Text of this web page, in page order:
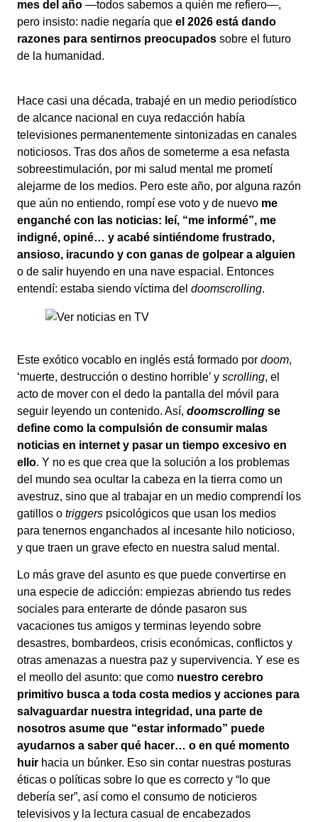
mes del año —todos sabemos a quién me refiero—,
pero insisto: nadie negaría que el 2026 está dando
razones para sentirnos preocupados sobre el futuro
de la humanidad.
Hace casi una década, trabajé en un medio periodístico
de alcance nacional en cuya redacción había
televisiones permanentemente sintonizadas en canales
noticiosos. Tras dos años de someterme a esa nefasta
sobreestimulación, por mi salud mental me prometí
alejarme de los medios. Pero este año, por alguna razón
que aún no entiendo, rompí ese voto y de nuevo me
enganché con las noticias: leí, “me informé”, me
indigné, opiné… y acabé sintiéndome frustrado,
ansioso, iracundo y con ganas de golpear a alguien
o de salir huyendo en una nave espacial. Entonces
entendí: estaba siendo víctima del doomscrolling.
Este exótico vocablo en inglés está formado por doom,
‘muerte, destrucción o destino horrible’ y scrolling, el
acto de mover con el dedo la pantalla del móvil para
seguir leyendo un contenido. Así, doomscrolling se
define como la compulsión de consumir malas
noticias en internet y pasar un tiempo excesivo en
ello. Y no es que crea que la solución a los problemas
del mundo sea ocultar la cabeza en la tierra como un
avestruz, sino que al trabajar en un medio comprendí los
gatillos o triggers psicológicos que usan los medios
para tenernos enganchados al incesante hilo noticioso,
y que traen un grave efecto en nuestra salud mental.
Lo más grave del asunto es que puede convertirse en
una especie de adicción: empiezas abriendo tus redes
sociales para enterarte de dónde pasaron sus
vacaciones tus amigos y terminas leyendo sobre
desastres, bombardeos, crisis económicas, conflictos y
otras amenazas a nuestra paz y supervivencia. Y ese es
el meollo del asunto: que como nuestro cerebro
primitivo busca a toda costa medios y acciones para
salvaguardar nuestra integridad, una parte de
nosotros asume que “estar informado” puede
ayudarnos a saber qué hacer… o en qué momento
huir hacia un búnker. Eso sin contar nuestras posturas
éticas o políticas sobre lo que es correcto y “lo que
debería ser”, así como el consumo de noticieros
televisivos y la lectura casual de encabezados